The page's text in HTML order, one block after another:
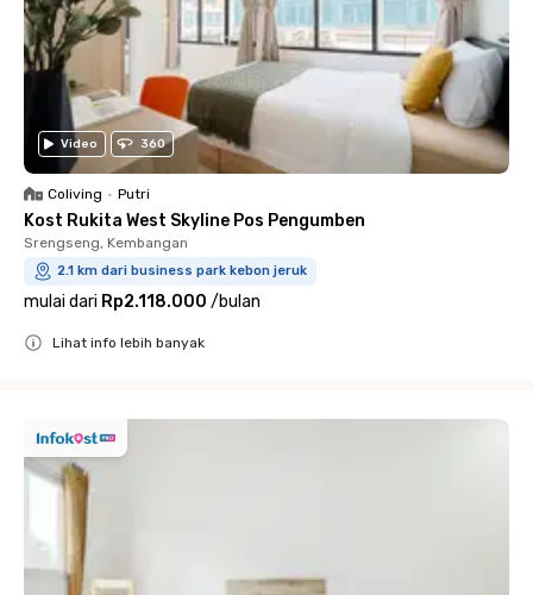
Video 360
Coliving • Putri
Kost Rukita West Skyline Pos Pengumben
Srengseng, Kembangan
2.1 km dari business park kebon jeruk
mulai dari Rp2.118.000 /bulan
Lihat info lebih banyak